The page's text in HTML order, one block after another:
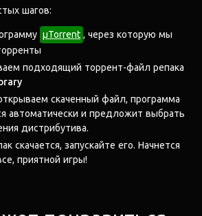
шагов:
μTorrent , через которую мы
подходящий торрент-файл репака
скаченный файл, программа
автоматически и предложит выбрать
дистрибутива.
скачается, запускайте его. Начнется
приятной игры!